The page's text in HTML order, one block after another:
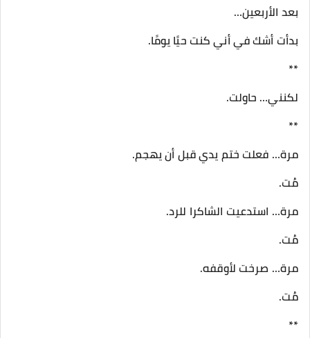
بعد الأربعين…
بدأت أشك في أني كنت حيًا يومًا.
**
لكنني… حاولت.
**
مرة… فعلت ختم يدي قبل أن يهجم.
مُت.
مرة… استدعيت الشاكرا للرد.
مُت.
مرة… صرخت لأوقفه.
مُت.
**